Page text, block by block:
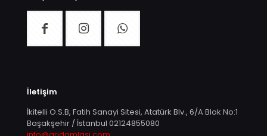
İletişim
İkitelli O.S.B, Fatih Sanayi Sitesi, Atatürk Blv., 6/A Blok No:1
Başakşehir / İstanbul 02124855080